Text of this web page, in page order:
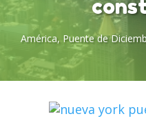
América, Puente de